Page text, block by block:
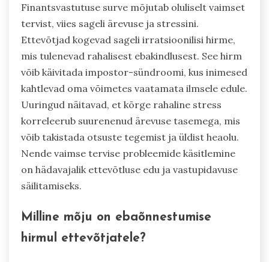
Finantsvastutuse surve mõjutab oluliselt vaimset
tervist, viies sageli ärevuse ja stressini.
Ettevõtjad kogevad sageli irratsioonilisi hirme,
mis tulenevad rahalisest ebakindlusest. See hirm
võib käivitada impostor-sündroomi, kus inimesed
kahtlevad oma võimetes vaatamata ilmsele edule.
Uuringud näitavad, et kõrge rahaline stress
korreleerub suurenenud ärevuse tasemega, mis
võib takistada otsuste tegemist ja üldist heaolu.
Nende vaimse tervise probleemide käsitlemine
on hädavajalik ettevõtluse edu ja vastupidavuse
säilitamiseks.
Milline mõju on ebaõnnestumise
hirmul ettevõtjatele?